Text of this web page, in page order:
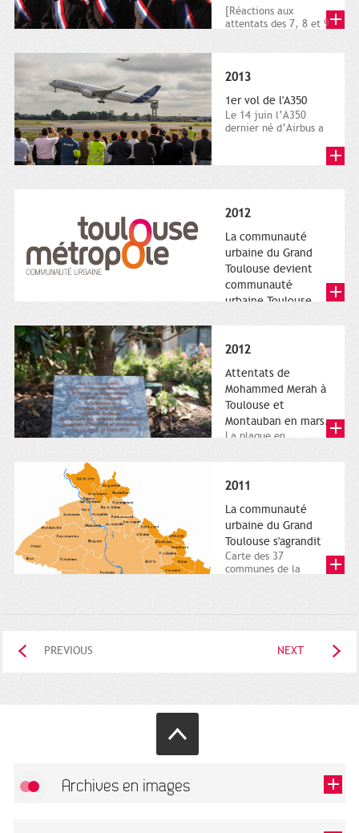
[Réactions aux
attentats des 7, 8 et 9
2013
1er vol de l'A350
Le 14 juin l’A350
dernier né d’Airbus a
2012
La communauté
urbaine du Grand
Toulouse devient
communauté
urbaine Toulouse
Métropole,
représentant l'anneau
de Moëbius.
2012
Attentats de
Mohammed Merah à
Toulouse et
Montauban en mars.
La plaque en
Charles-de-Gaulle.
2011
La communauté
urbaine du Grand
Toulouse s'agrandit
Carte des 37
communes de la
PREVIOUS NEXT
Archives en images